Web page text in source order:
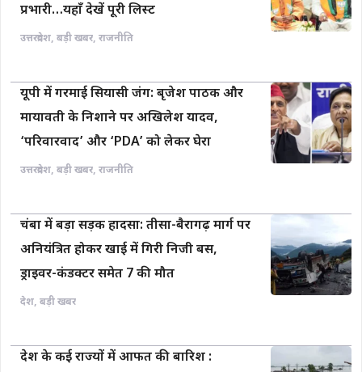
प्रभारी…यहाँ देखें पूरी लिस्ट
उत्तरप्रदेश, बड़ी खबर, राजनीति
यूपी में गरमाई सियासी जंग: बृजेश पाठक और
मायावती के निशाने पर अखिलेश यादव,
‘परिवारवाद’ और ‘PDA’ को लेकर घेरा
उत्तरप्रदेश, बड़ी खबर, राजनीति
चंबा में बड़ा सड़क हादसा: तीसा-बैरागढ़ मार्ग पर
अनियंत्रित होकर खाई में गिरी निजी बस,
ड्राइवर-कंडक्टर समेत 7 की मौत
देश, बड़ी खबर
देश के कई राज्यों में आफत की बारिश :